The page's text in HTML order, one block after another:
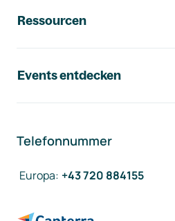
Ressourcen
Events entdecken
Telefonnummer
Europa: +43 720 884155